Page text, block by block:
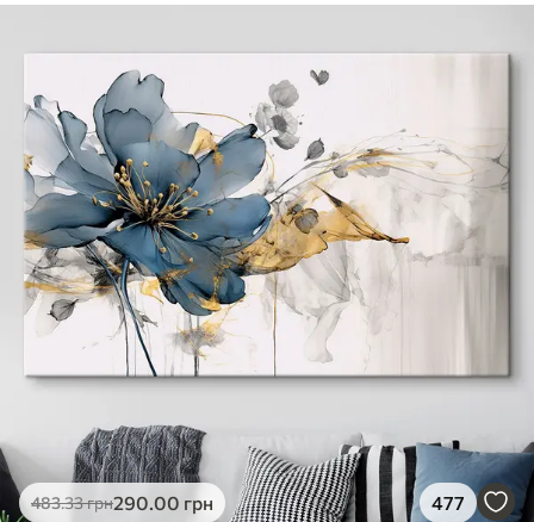
483.33грн290.00 грн 477